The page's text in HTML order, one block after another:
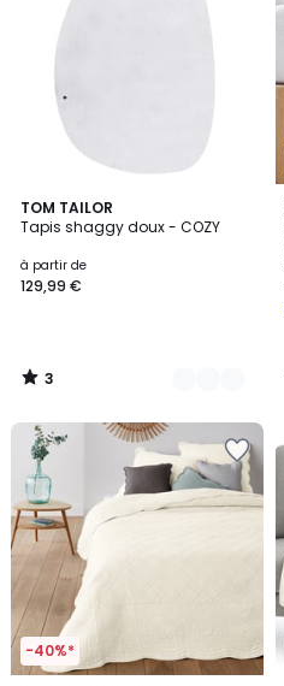
TOM TAILOR
Tapis shaggy doux - COZY
à partir de
129,99 €
3
/
10
Couleurs
3
/
-40%*